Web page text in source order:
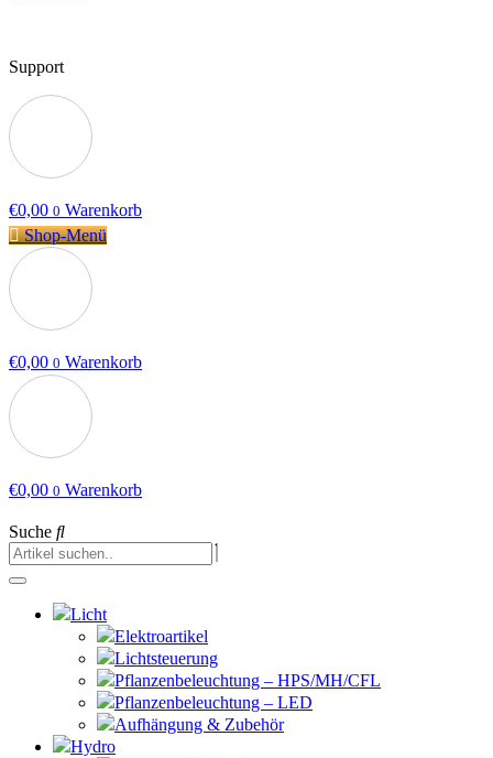
Support
€0,00 0 Warenkorb
Shop-Menü
€0,00 0 Warenkorb
€0,00 0 Warenkorb
Suche
Licht
Elektroartikel
Lichtsteuerung
Pflanzenbeleuchtung – HPS/MH/CFL
Pflanzenbeleuchtung – LED
Aufhängung & Zubehör
Hydro